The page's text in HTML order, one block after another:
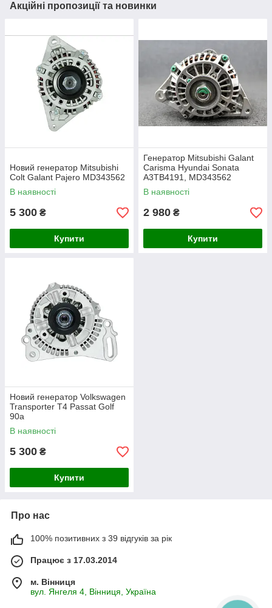
Акційні пропозиції та новинки
Новий генератор Mitsubishi
Colt Galant Pajero MD343562
В наявності
5 300 ₴
Купити
Генератор Mitsubishi Galant
Carisma Hyundai Sonata
A3TB4191, MD343562
В наявності
2 980 ₴
Купити
Новий генератор Volkswagen
Transporter T4 Passat Golf
90а
В наявності
5 300 ₴
Купити
Про нас
100% позитивних з 39 відгуків за рік
Працює з 17.03.2014
м. Вінниця
вул. Янгеля 4, Вінниця, Україна